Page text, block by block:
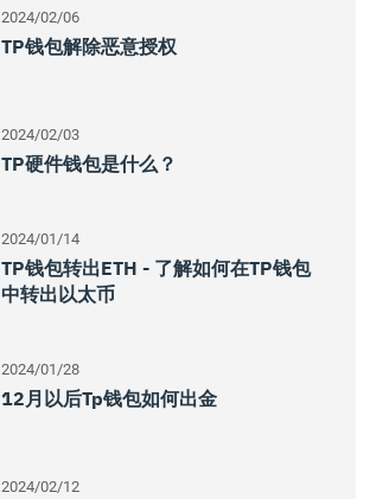
2024/02/06
TP钱包解除恶意授权
2024/02/03
TP硬件钱包是什么？
2024/01/14
TP钱包转出ETH - 了解如何在TP钱包
中转出以太币
2024/01/28
12月以后tp钱包如何出金
2024/02/12